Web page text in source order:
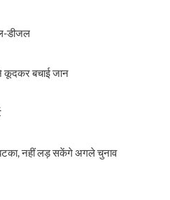
डीजल
कूदकर बचाई जान
नहीं लड़ सकेंगे अगले चुनाव